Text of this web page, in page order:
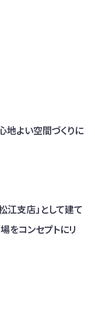
地よい空間づくりに
江支店」として建て
をコンセプトにリ